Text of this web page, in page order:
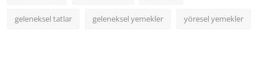
geleneksel tatlar geleneksel yemekler yöresel yemekler